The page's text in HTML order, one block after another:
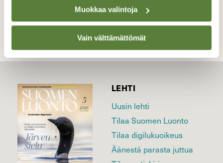
Muokkaa valintoja
Vain välttämättömät
LEHTI
Uusin lehti
Tilaa Suomen Luonto
Tilaa digilukuoikeus
Äänestä parasta juttua